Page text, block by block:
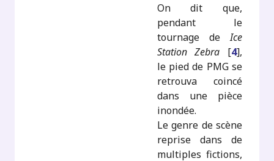
On dit que,
pendant le
tournage deIce
Station Zebra [4],
le pied de PMG se
retrouva coincé
dans une pièce
inondée.
Le genre de scène
reprise dans de
multiples fictions,